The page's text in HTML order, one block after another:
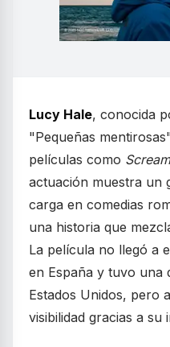
Lucy Hale, conocida
"Pequeñas
películas como
actuación muestra un
carga en comedias
una historia que
La película no llegó a
en España y tuvo una
Estados Unidos, pero
visibilidad gracias a su